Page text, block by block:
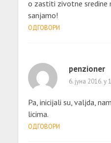
o zastiti zivotne sredine
sanjamo!
ОДГОВОРИ
penzioner
6. јуна 2016. у
Pa, inicijali su, valjda,
licima.
ОДГОВОРИ